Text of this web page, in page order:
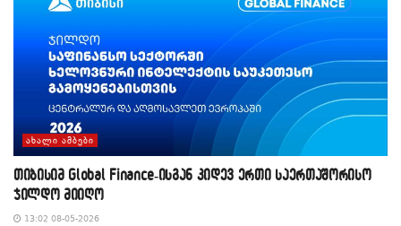
ᲐᲮᲐᲚᲘ ᲐᲛᲑᲔᲑᲘ
თიბისიმ Global Finance-ისგან კიდევ ერთი საერთაშორისო
ჯილდო მიიღო
13:02 08-05-2026